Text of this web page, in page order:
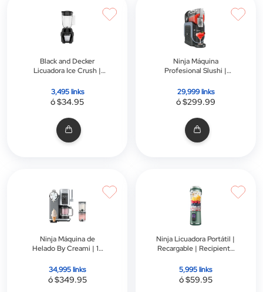
Black and Decker
Licuadora Ice Crush |
Velocidades | Negra
3,495 links
ó $34.95
Ninja Máquina
Profesional Slushi |
Temperatrura | 120v |
Wisperchill
29,999 links
ó $299.99
Ninja Máquina de
Helado By Creami | 13
Libre Bpa
34,995 links
ó $349.95
Ninja Licuadora Portátil |
Recargable | Recipiente
Encendido y Mezcla |
Tapa para Absorber |
Verde
5,995 links
ó $59.95